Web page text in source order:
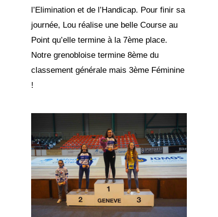
l’Elimination et de l’Handicap. Pour finir sa
journée, Lou réalise une belle Course au
Point qu’elle termine à la 7ème place.
Notre grenobloise termine 8ème du
classement générale mais 3ème Féminine
!